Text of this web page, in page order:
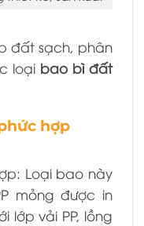
đất sạch, phân
loại bao bì đất
hợp
Loại bao này
mỏng được in
lớp vải PP, lồng